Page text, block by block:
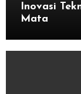
Inovasi
Mata